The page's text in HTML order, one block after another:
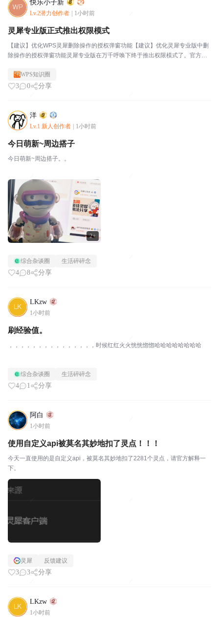
快乐小子新
Lv.2潜力创作者 1小时前
灵犀专业版正式推出权限模式
【建议】优化WPS灵犀删除操作的授权弹窗功能【建议】优化灵犀专业版中删
除操作的授权弹窗功能灵犀专业版在万千呼唤下终于推出权限模式了。官方文
WPS知识圈
3 0 分享
洋
Lv.1 新人创作者 1小时前
2+
今日萌新~周边搭子
今日萌新~周边搭子。。
综合杂谈圈 生活碎碎念
4 8 分享
LKzw
1小时前
刷经验值。
，，，，，，，，，，，，，，，时候红红火火恍恍惚惚哈哈哈哈哈哈哈哈
综合杂谈圈 生活碎碎念
4 1 分享
阿白
1小时前
使用自定义api被莫名其妙地扣了灵点！！！
今天一直使用的是自定义api，被莫名其妙地扣了2281个灵点，请官方解释一
下。
灵犀 反馈建议
3 3 分享
LKzw
1小时前